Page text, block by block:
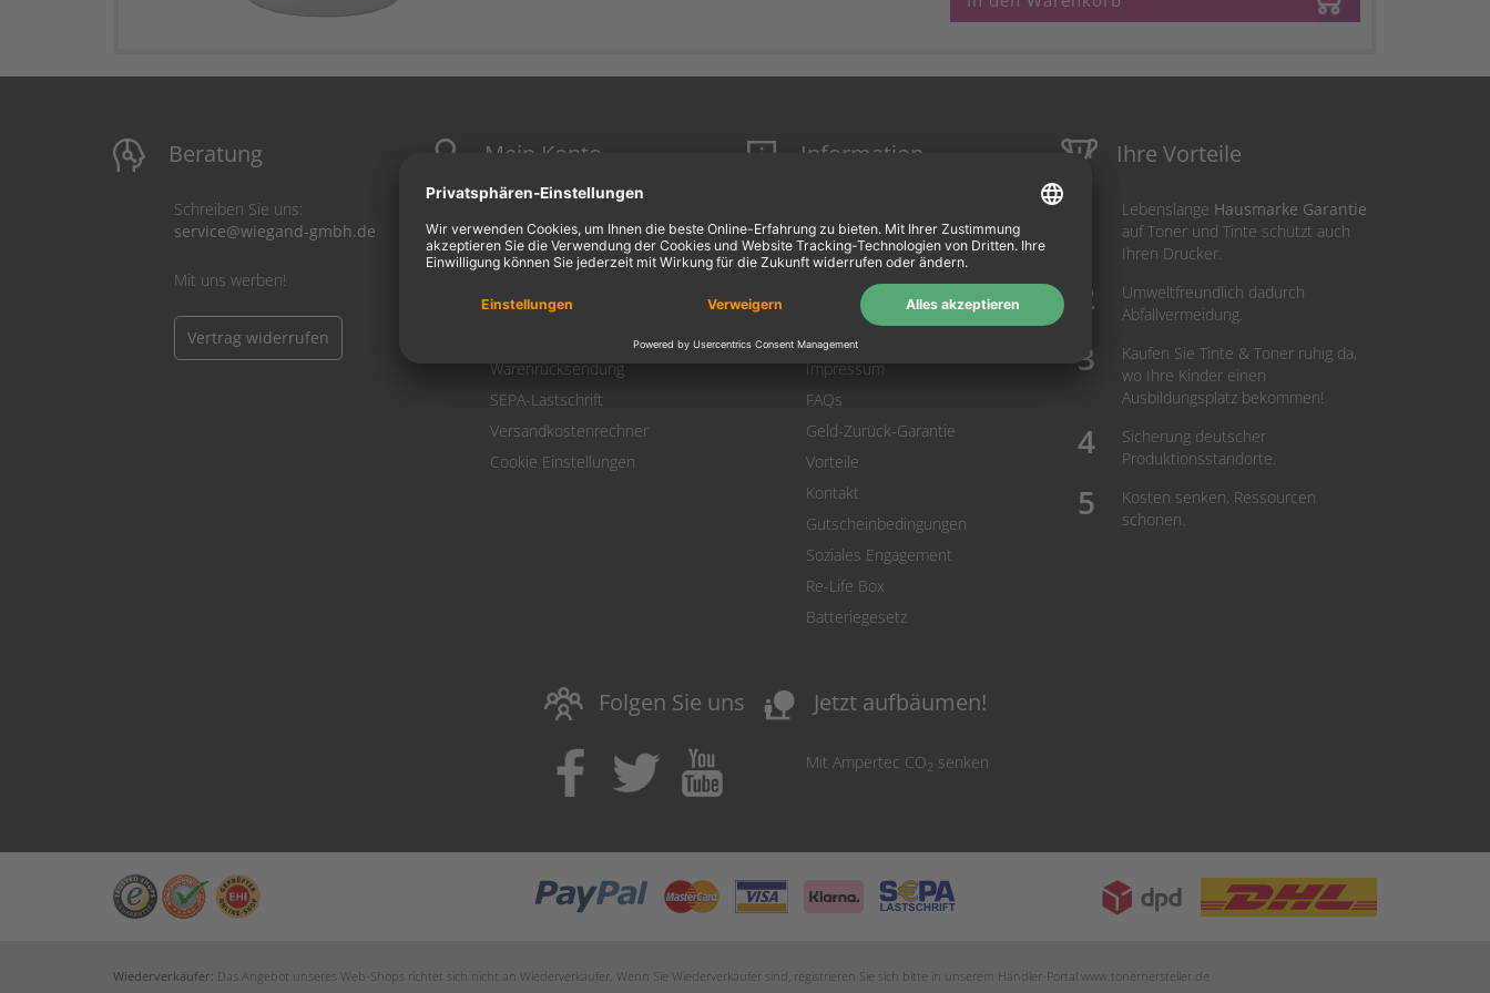
Beratung
Schreiben Sie uns:
service@wiegand-gmbh.de
Mit uns werben!
Vertrag widerrufen
Mein Konto
Login
Warenkorb
Zahlung
Warenrücksendung
SEPA-Lastschrift
Versandkostenrechner
Cookie Einstellungen
Information
AGB
Widerrufsbelehrung
Hausmarken-Garantie
Impressum
FAQs
Geld-Zurück-Garantie
Vorteile
Kontakt
Gutscheinbedingungen
Soziales Engagement
Re-Life Box
Batteriegesetz
Ihre Vorteile
Lebenslange Hausmarke Garantie
auf Toner und Tinte schützt auch
Ihren Drucker.
Umweltfreundlich dadurch
Abfallvermeidung.
Kaufen Sie Tinte & Toner ruhig da,
wo Ihre Kinder einen
Ausbildungsplatz bekommen!
Sicherung deutscher
Produktionsstandorte.
Kosten senken, Ressourcen
schonen.
Folgen Sie uns nature_people Jetzt aufbäumen!
Mit Ampertec CO2 senken
Wiederverkäufer: Das Angebot unseres Web-Shops richtet sich nicht an Wiederverkäufer. Wenn Sie Wiederverkäufer sind, registrieren Sie sich bitte in unserem Händler-Portal www.tonerhersteller.de